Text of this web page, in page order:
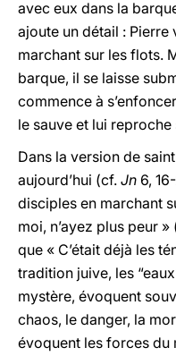
avec eux dans la
ajoute un détail :
marchant sur les flots.
barque, il se laisse
commence à
le sauve et lui
Dans la version de
aujourd’hui (cf. Jn 6,
disciples en marchant
moi, n’ayez plus peur
que « C’était déjà les
tradition juive, les
mystère, évoquent
chaos, le danger, la
évoquent les forces du